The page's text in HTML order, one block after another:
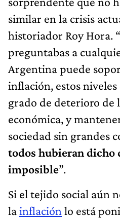
similar en la crisis
historiador Roy Hora.
preguntabas a
Argentina puede
inflación, estos niveles
grado de deterioro de
económica, y
sociedad sin grandes
todos hubieran dicho
imposible”.
Si el tejido social aún
lainflación lo está